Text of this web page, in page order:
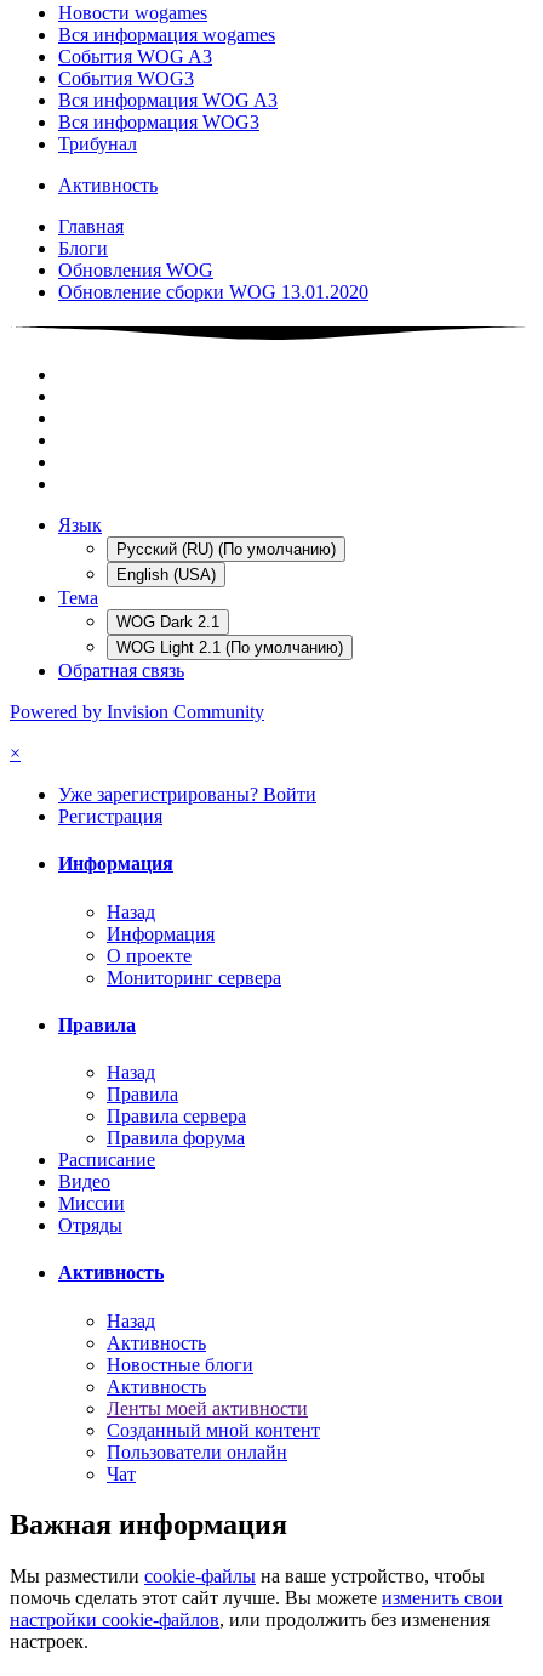
Новости wogames
Вся информация wogames
События WOG A3
События WOG3
Вся информация WOG A3
Вся информация WOG3
Трибунал
Активность
Главная
Блоги
Обновления WOG
Обновление сборки WOG 13.01.2020
Язык
Русский (RU) (По умолчанию)
English (USA)
Тема
WOG Dark 2.1
WOG Light 2.1 (По умолчанию)
Обратная связь
Powered by Invision Community
×
Уже зарегистрированы? Войти
Регистрация
Информация
Назад
Информация
О проекте
Мониторинг сервера
Правила
Назад
Правила
Правила сервера
Правила форума
Расписание
Видео
Миссии
Отряды
Активность
Назад
Активность
Новостные блоги
Активность
Ленты моей активности
Созданный мной контент
Пользователи онлайн
Чат
Важная информация
Мы разместили cookie-файлы на ваше устройство, чтобы
помочь сделать этот сайт лучше. Вы можете изменить свои
настройки cookie-файлов, или продолжить без изменения
настроек.